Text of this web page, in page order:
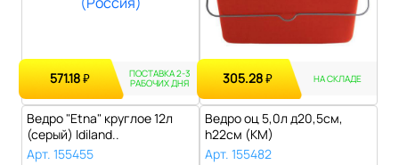
571.18₽ ПОСТАВКА 2-3
РАБОЧИХ ДНЯ 305.28₽ НА СКЛАДЕ
Ведро "Etna" круглое 12л
(серый) Idiland..
Арт. 155455
Ведро оц 5,0л д20,5см,
h22см (КМ)
Арт. 155482